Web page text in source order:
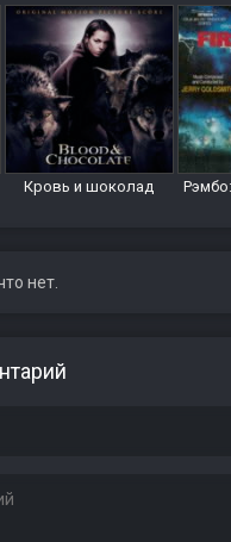
Кровь и шоколад
нет.